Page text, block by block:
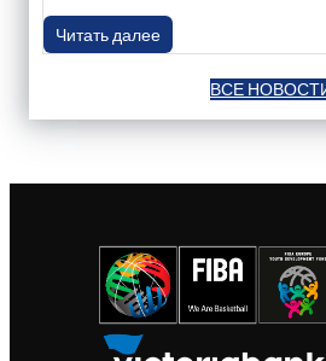
Читать далее
ВСЕ